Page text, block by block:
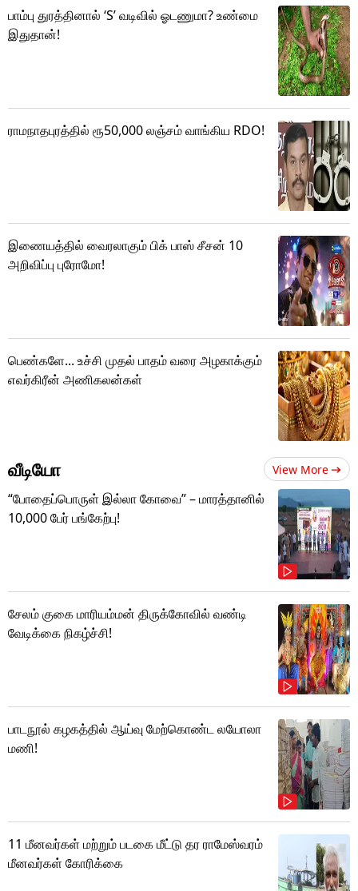
பாம்பு துரத்தினால் ‘S’ வடிவில் ஓடணுமா? உண்மை
இதுதான்!
ராமநாதபுரத்தில் ரூ50,000 லஞ்சம் வாங்கிய RDO!
இணையத்தில் வைரலாகும் பிக் பாஸ் சீசன் 10
அறிவிப்பு புரோமோ!
பெண்களே... உச்சி முதல் பாதம் வரை அழகாக்கும்
எவர்கிரீன் அணிகலன்கள்
வீடியோ View More
“போதைப்பொருள் இல்லா கோவை” – மாரத்தானில்
10,000 பேர் பங்கேற்பு!
சேலம் குகை மாரியம்மன் திருக்கோவில் வண்டி
வேடிக்கை நிகழ்ச்சி!
பாடநூல் கழகத்தில் ஆய்வு மேற்கொண்ட லயோலா
மணி!
11 மீனவர்கள் மற்றும் படகை மீட்டு தர ராமேஸ்வரம்
மீனவர்கள் கோரிக்கை